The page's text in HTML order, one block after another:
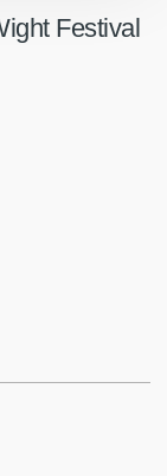
Festival